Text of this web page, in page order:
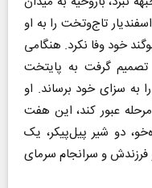
تاج‌وتخت را به او
خود وفا نکرد. هنگامی
تصمیم گرفت به پایتخت
به سزای خود برساند. او
عبور کند، این هفت
دو شیر پیل‌پیکر، یک
فرزندش و سرانجام سرمای